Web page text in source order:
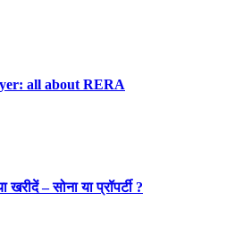
all about RERA
– सोना या प्रॉपर्टी ?